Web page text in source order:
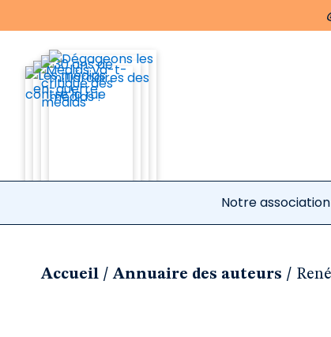
Notre association
Accueil / Annuaire des auteurs /